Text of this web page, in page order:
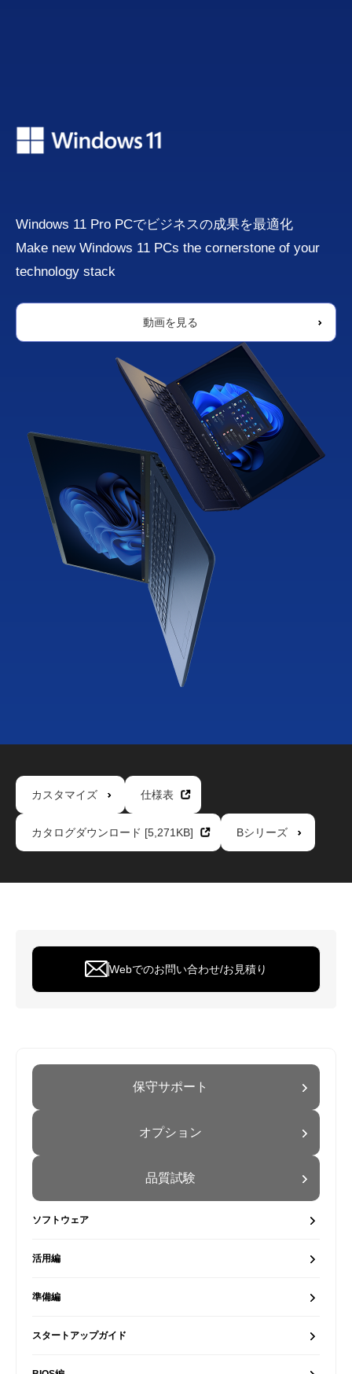
Windows 11 Pro PCでビジネスの成果を最適化
Make new Windows 11 PCs the cornerstone of your
technology stack
動画を見る
カスタマイズ 仕様表
カタログダウンロード [5,271KB] Bシリーズ
Webでのお問い合わせ/お見積り
保守サポート
オプション
品質試験
ソフトウェア
活用編
準備編
スタートアップガイド